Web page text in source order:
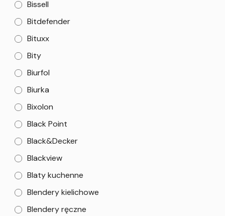
Bissell
Bitdefender
Bituxx
Bity
Biurfol
Biurka
Bixolon
Black Point
Black&Decker
Blackview
Blaty kuchenne
Blendery kielichowe
Blendery ręczne